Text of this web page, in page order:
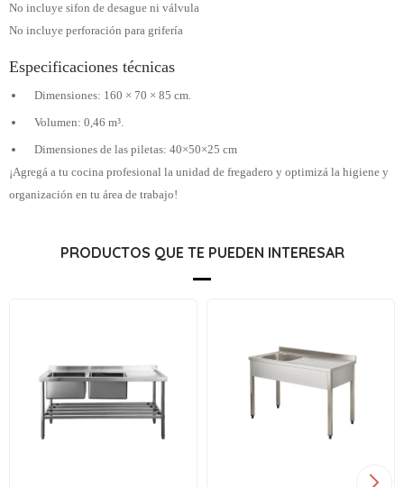
No incluye sifon de desague ni válvula
No incluye perforación para grifería
Especificaciones técnicas
Dimensiones: 160 × 70 × 85 cm.
Volumen: 0,46 m³.
Dimensiones de las piletas: 40×50×25 cm
¡Agregá a tu cocina profesional la unidad de fregadero y optimizá la higiene y
organización en tu área de trabajo!
PRODUCTOS QUE TE PUEDEN INTERESAR